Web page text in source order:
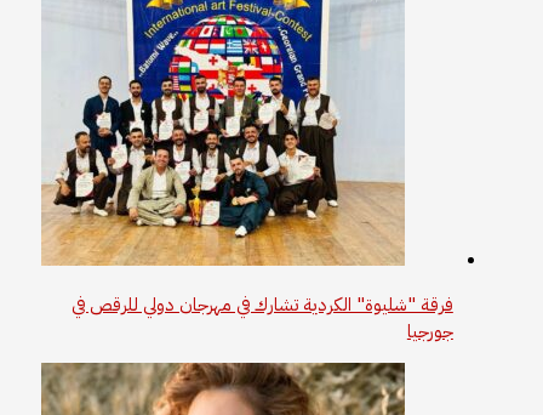
فرقة "شليوة" الكردية تشارك في مهرجان دولي للرقص في
جورجيا